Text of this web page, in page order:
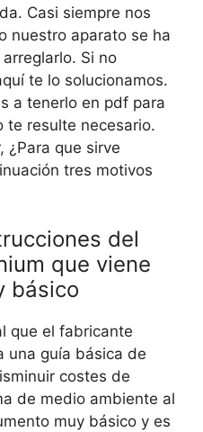
Casi siempre nos
nuestro aparato se ha
Si no
te lo solucionamos.
a tenerlo en pdf para
te resulte necesario.
¿Para que sirve
tres motivos
del
que viene
básico
que el fabricante
una guía básica de
costes de
de medio ambiente al
muy básico y es